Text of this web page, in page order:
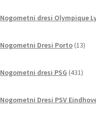
Nogometni dresi Olympique
Nogometni Dresi Porto 13
Nogometni dresi PSG 431
Nogometni Dresi PSV